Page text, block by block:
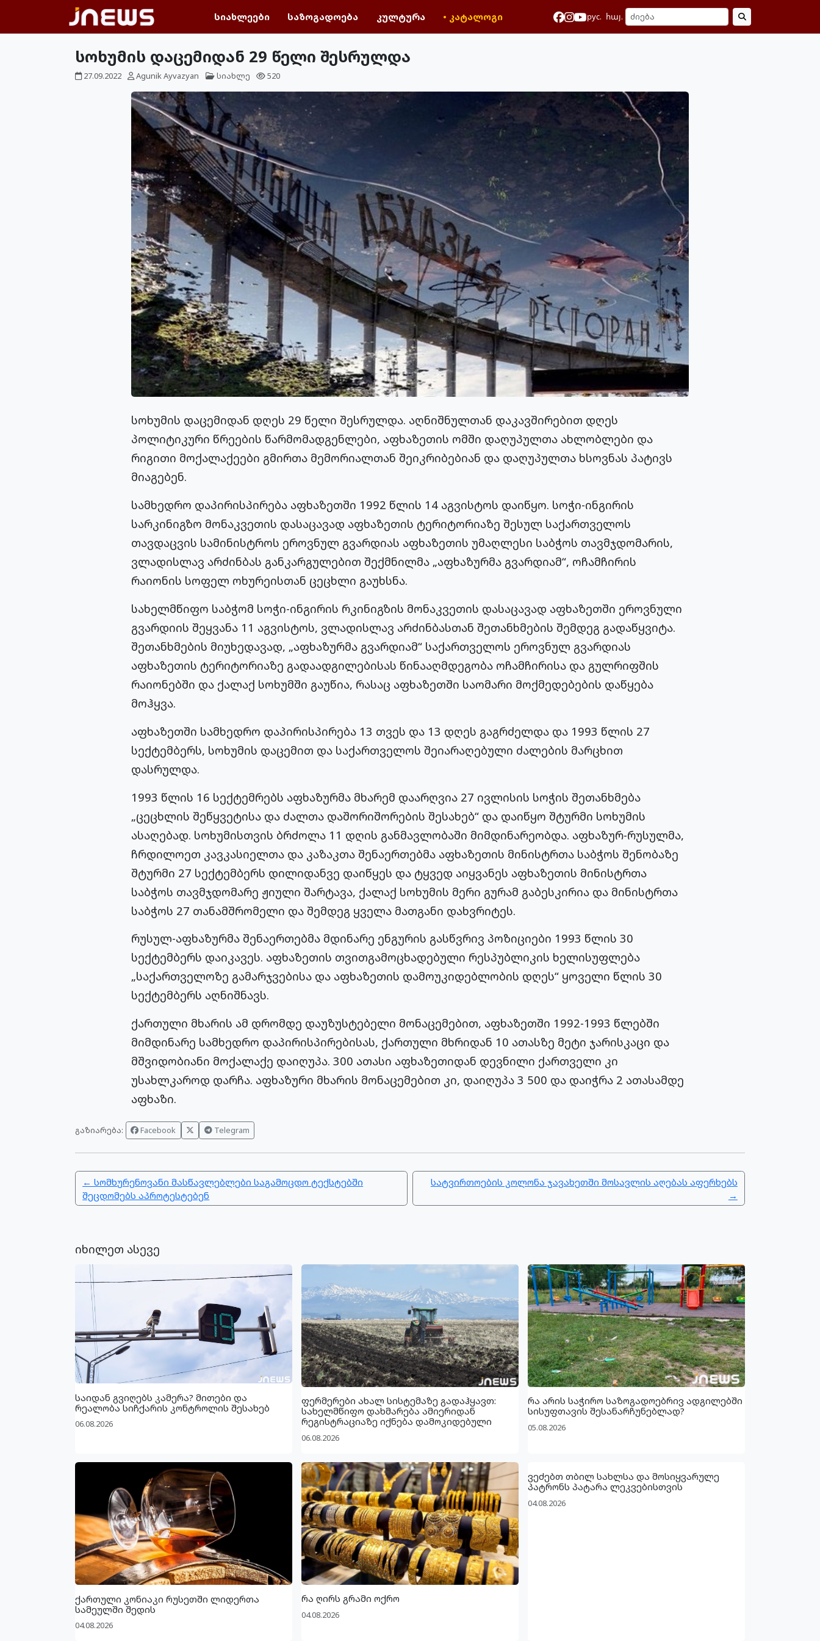
სიახლეები საზოგადოება კულტურა • კატალოგი рус. հայ.
სოხუმის დაცემიდან 29 წელი შესრულდა
27.09.2022 Agunik Ayvazyan სიახლე 520
სოხუმის დაცემიდან დღეს 29 წელი შესრულდა. აღნიშნულთან დაკავშირებით დღეს
პოლიტიკური წრეების წარმომადგენლები, აფხაზეთის ომში დაღუპულთა ახლობლები და
რიგითი მოქალაქეები გმირთა მემორიალთან შეიკრიბებიან და დაღუპულთა ხსოვნას პატივს
მიაგებენ.
სამხედრო დაპირისპირება აფხაზეთში 1992 წლის 14 აგვისტოს დაიწყო. სოჭი-ინგირის
სარკინიგზო მონაკვეთის დასაცავად აფხაზეთის ტერიტორიაზე შესულ საქართველოს
თავდაცვის სამინისტროს ეროვნულ გვარდიას აფხაზეთის უმაღლესი საბჭოს თავმჯდომარის,
ვლადისლავ არძინბას განკარგულებით შექმნილმა „აფხაზურმა გვარდიამ“, ოჩამჩირის
რაიონის სოფელ ოხურეისთან ცეცხლი გაუხსნა.
სახელმწიფო საბჭომ სოჭი-ინგირის რკინიგზის მონაკვეთის დასაცავად აფხაზეთში ეროვნული
გვარდიის შეყვანა 11 აგვისტოს, ვლადისლავ არძინბასთან შეთანხმების შემდეგ გადაწყვიტა.
შეთანხმების მიუხედავად, „აფხაზურმა გვარდიამ“ საქართველოს ეროვნულ გვარდიას
აფხაზეთის ტერიტორიაზე გადაადგილებისას წინააღმდეგობა ოჩამჩირისა და გულრიფშის
რაიონებში და ქალაქ სოხუმში გაუწია, რასაც აფხაზეთში საომარი მოქმედებების დაწყება
მოჰყვა.
აფხაზეთში სამხედრო დაპირისპირება 13 თვეს და 13 დღეს გაგრძელდა და 1993 წლის 27
სექტემბერს, სოხუმის დაცემით და საქართველოს შეიარაღებული ძალების მარცხით
დასრულდა.
1993 წლის 16 სექტემრებს აფხაზურმა მხარემ დაარღვია 27 ივლისის სოჭის შეთანხმება
„ცეცხლის შეწყვეტისა და ძალთა დაშორიშორების შესახებ“ და დაიწყო შტურმი სოხუმის
ასაღებად. სოხუმისთვის ბრძოლა 11 დღის განმავლობაში მიმდინარეობდა. აფხაზურ-რუსულმა,
ჩრდილოეთ კავკასიელთა და კაზაკთა შენაერთებმა აფხაზეთის მინისტრთა საბჭოს შენობაზე
შტურმი 27 სექტემბერს დილიდანვე დაიწყეს და ტყვედ აიყვანეს აფხაზეთის მინისტრთა
საბჭოს თავმჯდომარე ჟიული შარტავა, ქალაქ სოხუმის მერი გურამ გაბესკირია და მინისტრთა
საბჭოს 27 თანამშრომელი და შემდეგ ყველა მათგანი დახვრიტეს.
რუსულ-აფხაზურმა შენაერთებმა მდინარე ენგურის გასწვრივ პოზიციები 1993 წლის 30
სექტემბერს დაიკავეს. აფხაზეთის თვითგამოცხადებული რესპუბლიკის ხელისუფლება
„საქართველოზე გამარჯვებისა და აფხაზეთის დამოუკიდებლობის დღეს“ ყოველი წლის 30
სექტემბერს აღნიშნავს.
ქართული მხარის ამ დრომდე დაუზუსტებელი მონაცემებით, აფხაზეთში 1992-1993 წლებში
მიმდინარე სამხედრო დაპირისპირებისას, ქართული მხრიდან 10 ათასზე მეტი ჯარისკაცი და
მშვიდობიანი მოქალაქე დაიღუპა. 300 ათასი აფხაზეთიდან დევნილი ქართველი კი
უსახლკაროდ დარჩა. აფხაზური მხარის მონაცემებით კი, დაიღუპა 3 500 და დაიჭრა 2 ათასამდე
აფხაზი.
გაზიარება: Facebook Telegram
← სომხურენოვანი მასწავლებლები საგამოცდო ტექსტებში
შეცდომებს აპროტესტებენ
სატვირთოების კოლონა ჯავახეთში მოსავლის აღებას აფერხებს
→
იხილეთ ასევე
საიდან გვიღებს კამერა? მითები და
რეალობა სიჩქარის კონტროლის შესახებ
06.08.2026
ფერმერები ახალ სისტემაზე გადაჰყავთ:
სახელმწიფო დახმარება ამიერიდან
რეგისტრაციაზე იქნება დამოკიდებული
06.08.2026
რა არის საჭირო საზოგადოებრივ ადგილებში
სისუფთავის შესანარჩუნებლად?
05.08.2026
ქართული კონიაკი რუსეთში ლიდერთა
სამეულში შედის
04.08.2026
რა ღირს გრამი ოქრო
04.08.2026
ვეძებთ თბილ სახლსა და მოსიყვარულე
პატრონს პატარა ლეკვებისთვის
04.08.2026